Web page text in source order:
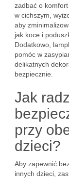
zadbać o
w cichszym,
aby
jak koce i
Dodatkowo,
pomóc w
delikatnych
bezpiecznie.
Jak
przy
dzieci?
Aby zapewnić
innych dzieci,